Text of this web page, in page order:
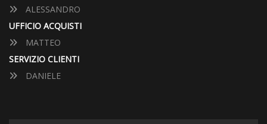
ALESSANDRO
UFFICIO ACQUISTI
MATTEO
SERVIZIO CLIENTI
DANIELE